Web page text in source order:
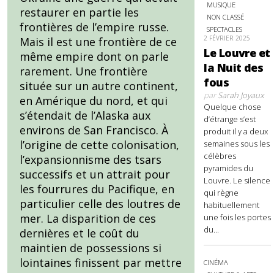
restaurer en partie les
frontières de l’empire russe.
Mais il est une frontière de ce
même empire dont on parle
rarement. Une frontière
située sur un autre continent,
en Amérique du nord, et qui
s’étendait de l’Alaska aux
environs de San Francisco. À
l’origine de cette colonisation,
l’expansionnisme des tsars
successifs et un attrait pour
les fourrures du Pacifique, en
particulier celle des loutres de
mer. La disparition de ces
dernières et le coût du
maintien de possessions si
lointaines finissent par mettre
MUSIQUE
NON CLASSÉ
SPECTACLES
2 FÉVRIER 2025
Le Louvre et
la Nuit des
fous
parSarah Joyaux
Quelque chose
d’étrange s’est
produit il y a deux
semaines sous les
célèbres
pyramides du
Louvre. Le silence
qui règne
habituellement
une fois les portes
du...
CINÉMA